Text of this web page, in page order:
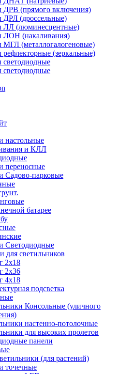
(прямого включения)
(дроссельные)
ЛЛ (люминесцентные)
ЛОН (накаливания)
(металлогалогеновые)
(зеркальные)
настольные
и КЛЛ
переносные
Садово-парковые
батарее
Светодиодные
для светильников
2х18
2х36
4х18
подсветка
Консольные (уличного
настенно-потолочные
для высоких пролетов
панели
(для растений)
точечные